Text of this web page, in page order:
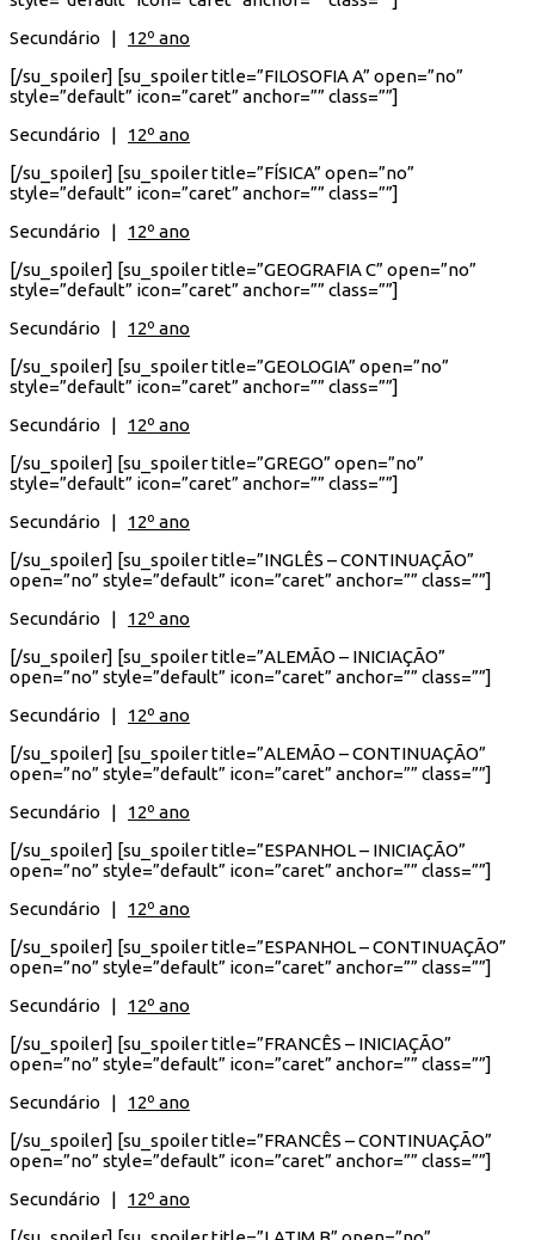
Secundário | 12º ano
[/su_spoiler] [su_spoiler title=”FILOSOFIA A” open=”no”
style=”default” icon=”caret” anchor=”” class=””]
Secundário | 12º ano
[/su_spoiler] [su_spoiler title=”FÍSICA” open=”no”
style=”default” icon=”caret” anchor=”” class=””]
Secundário | 12º ano
[/su_spoiler] [su_spoiler title=”GEOGRAFIA C” open=”no”
style=”default” icon=”caret” anchor=”” class=””]
Secundário | 12º ano
[/su_spoiler] [su_spoiler title=”GEOLOGIA” open=”no”
style=”default” icon=”caret” anchor=”” class=””]
Secundário | 12º ano
[/su_spoiler] [su_spoiler title=”GREGO” open=”no”
style=”default” icon=”caret” anchor=”” class=””]
Secundário | 12º ano
[/su_spoiler] [su_spoiler title=”INGLÊS – CONTINUAÇÃO”
open=”no” style=”default” icon=”caret” anchor=”” class=””]
Secundário | 12º ano
[/su_spoiler] [su_spoiler title=”ALEMÃO – INICIAÇÃO”
open=”no” style=”default” icon=”caret” anchor=”” class=””]
Secundário | 12º ano
[/su_spoiler] [su_spoiler title=”ALEMÃO – CONTINUAÇÃO”
open=”no” style=”default” icon=”caret” anchor=”” class=””]
Secundário | 12º ano
[/su_spoiler] [su_spoiler title=”ESPANHOL – INICIAÇÃO”
open=”no” style=”default” icon=”caret” anchor=”” class=””]
Secundário | 12º ano
[/su_spoiler] [su_spoiler title=”ESPANHOL – CONTINUAÇÃO”
open=”no” style=”default” icon=”caret” anchor=”” class=””]
Secundário | 12º ano
[/su_spoiler] [su_spoiler title=”FRANCÊS – INICIAÇÃO”
open=”no” style=”default” icon=”caret” anchor=”” class=””]
Secundário | 12º ano
[/su_spoiler] [su_spoiler title=”FRANCÊS – CONTINUAÇÃO”
open=”no” style=”default” icon=”caret” anchor=”” class=””]
Secundário | 12º ano